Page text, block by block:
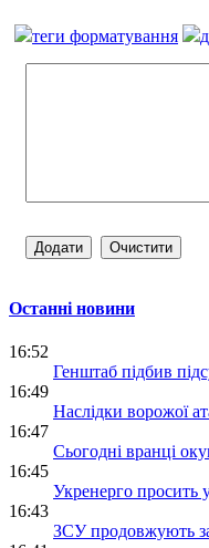
теги форматування
Останні новини
16:52
Генштаб підбив
16:49
Наслідки ворожої
16:47
Сьогодні вранці
16:45
Укренерго просить
16:43
ЗСУ продовжують